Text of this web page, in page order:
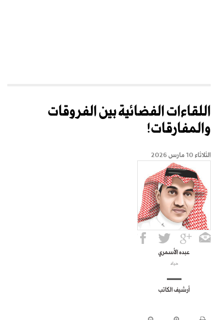
اللقاءات الفضائية بين الفروقات
والمفارقات!
الثلاثاء 10 مارس 2026
عبده الأسمري
حياد
أرشيف الكاتب